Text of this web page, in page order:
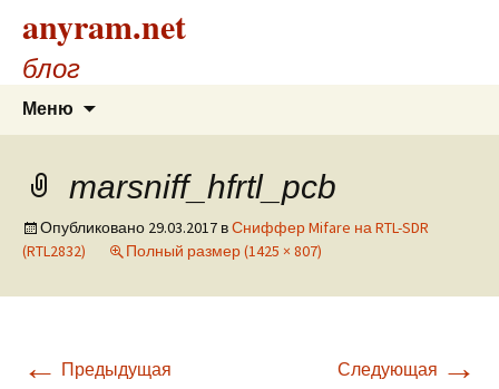
anyram.net
блог
Меню
marsniff_hfrtl_pcb
Опубликовано 29.03.2017 вСниффер Mifare на RTL-SDR
(RTL2832)
Полный размер (1425 × 807)
← Предыдущая Следующая →